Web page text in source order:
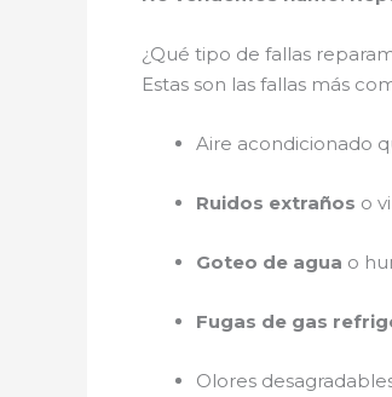
¿Qué tipo de fallas
Estas son las fallas más
Aire acondicionado
Ruidos extraños o
Goteo de agua o
Fugas de gas
Olores